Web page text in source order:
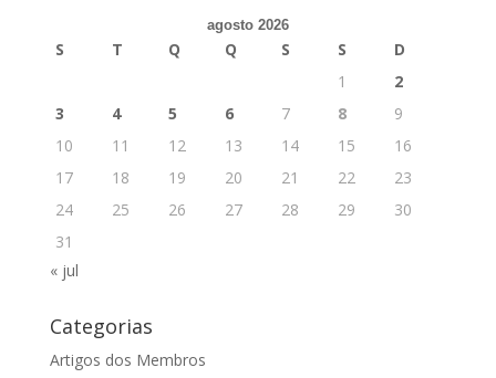
agosto 2026
S T Q Q S S
D
1
2
3
4 5 6 7 8
9
10
11 12 13 14 15
16
17
18 19 20 21 22
23
24
25 26 27 28 29
30
31
« jul
Categorias
Artigos dos Membros